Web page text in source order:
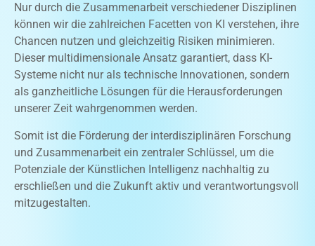
Nur durch die Zusammenarbeit verschiedener Disziplinen
können wir die zahlreichen Facetten von KI verstehen, ihre
Chancen nutzen und gleichzeitig Risiken minimieren.
Dieser multidimensionale Ansatz garantiert, dass KI-
Systeme nicht nur als technische Innovationen, sondern
als ganzheitliche Lösungen für die Herausforderungen
unserer Zeit wahrgenommen werden.
Somit ist die Förderung der interdisziplinären Forschung
und Zusammenarbeit ein zentraler Schlüssel, um die
Potenziale der Künstlichen Intelligenz nachhaltig zu
erschließen und die Zukunft aktiv und verantwortungsvoll
mitzugestalten.